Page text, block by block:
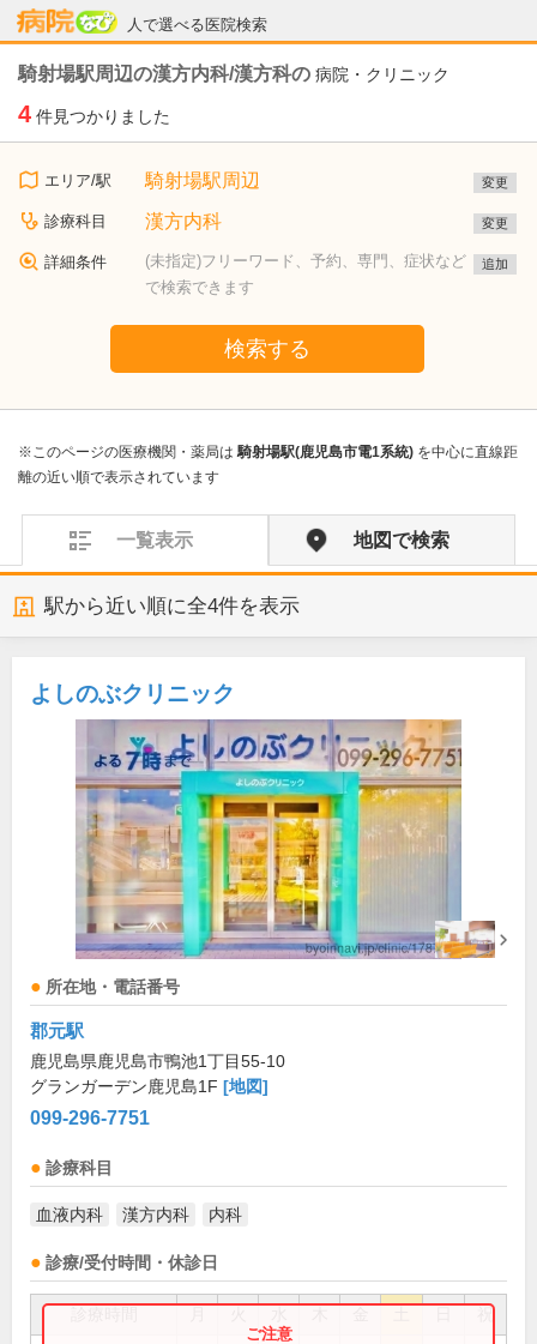
人で選べる医院検索
病院なび
騎射場駅周辺の漢方内科/漢方科の 病院・クリニック
4 件見つかりました
エリア/駅 騎射場駅周辺 変更
診療科目 漢方内科 変更
詳細条件
(未指定)フリーワード、予約、専門、症状など
で検索できます
追加
検索する
※このページの医療機関・薬局は騎射場駅(鹿児島市電1系統) を中心に直線距
離の近い順で表示されています
一覧表示 地図で検索
駅から近い順に全4件を表示
よしのぶクリニック
所在地・電話番号
郡元駅
鹿児島県鹿児島市鴨池1丁目55-10
グランガーデン鹿児島1F [地図]
099-296-7751
診療科目
血液内科 漢方内科 内科
診療/受付時間・休診日
祝